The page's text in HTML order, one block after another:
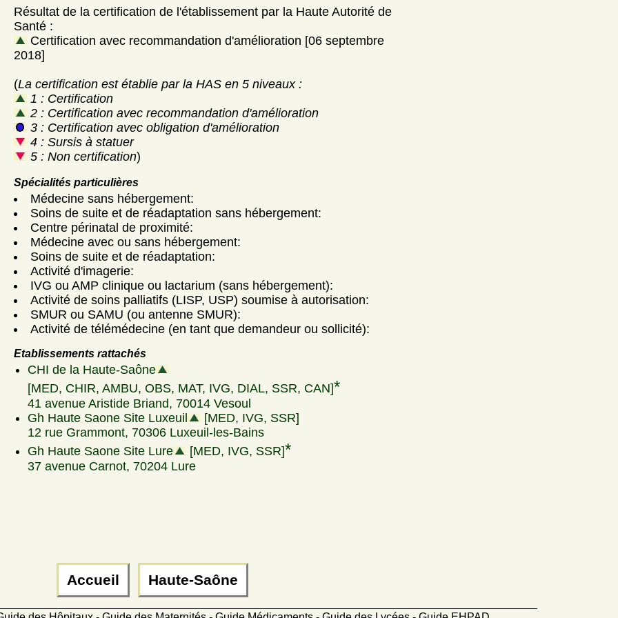
Résultat de la certification de l'établissement par la Haute Autorité de
Santé :
Certification avec recommandation d'amélioration [06 septembre
2018]
(La certification est établie par la HAS en 5 niveaux :
1 : Certification
2 : Certification avec recommandation d'amélioration
3 : Certification avec obligation d'amélioration
4 : Sursis à statuer
5 : Non certification)
Spécialités particulières
Médecine sans hébergement:
Soins de suite et de réadaptation sans hébergement:
Centre périnatal de proximité:
Médecine avec ou sans hébergement:
Soins de suite et de réadaptation:
Activité d'imagerie:
IVG ou AMP clinique ou lactarium (sans hébergement):
Activité de soins palliatifs (LISP, USP) soumise à autorisation:
SMUR ou SAMU (ou antenne SMUR):
Activité de télémédecine (en tant que demandeur ou sollicité):
Etablissements rattachés
CHI de la Haute-Saône
[MED, CHIR, AMBU, OBS, MAT, IVG, DIAL, SSR, CAN]*
41 avenue Aristide Briand, 70014 Vesoul
Gh Haute Saone Site Luxeuil
[MED, IVG, SSR]
12 rue Grammont, 70306 Luxeuil-les-Bains
Gh Haute Saone Site Lure
[MED, IVG, SSR]*
37 avenue Carnot, 70204 Lure
Accueil Haute-Saône